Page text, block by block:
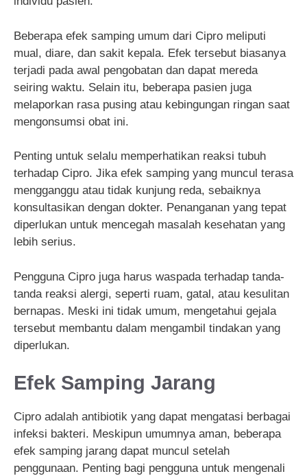
Beberapa efek samping umum dari Cipro meliputi
mual, diare, dan sakit kepala. Efek tersebut biasanya
terjadi pada awal pengobatan dan dapat mereda
seiring waktu. Selain itu, beberapa pasien juga
melaporkan rasa pusing atau kebingungan ringan saat
mengonsumsi obat ini.
Penting untuk selalu memperhatikan reaksi tubuh
terhadap Cipro. Jika efek samping yang muncul terasa
mengganggu atau tidak kunjung reda, sebaiknya
konsultasikan dengan dokter. Penanganan yang tepat
diperlukan untuk mencegah masalah kesehatan yang
lebih serius.
Pengguna Cipro juga harus waspada terhadap tanda-
tanda reaksi alergi, seperti ruam, gatal, atau kesulitan
bernapas. Meski ini tidak umum, mengetahui gejala
tersebut membantu dalam mengambil tindakan yang
diperlukan.
Efek Samping Jarang
Cipro adalah antibiotik yang dapat mengatasi berbagai
infeksi bakteri. Meskipun umumnya aman, beberapa
efek samping jarang dapat muncul setelah
penggunaan. Penting bagi pengguna untuk mengenali